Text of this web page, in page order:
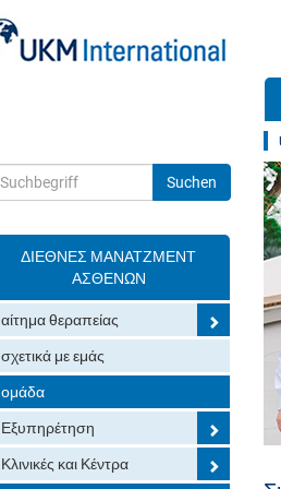
ΔΙΕΘΝΈΣ ΜΆΝΑΤΖΜΕΝΤ
ΑΣΘΕΝΏΝ
αίτημα θεραπείας
σχετικά με εμάς
ομάδα
Εξυπηρέτηση
Κλινικές και Κέντρα